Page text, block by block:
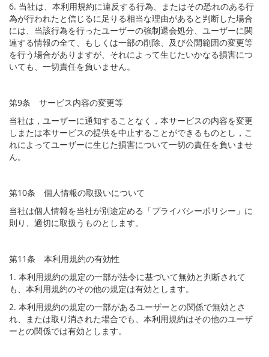
6. 当社は、本利用規約に違反する行為、またはその恐れのある行
為が行われたと信じるに足りる相当な理由があると判断した場合
には、当該行為を行ったユーザーの強制退会処分、ユーザーに関
連する情報の全て、もしくは一部の削除、及び公開範囲の変更等
を行う場合がありますが、それによって生じたいかなる損害につ
いても、一切責任を負いません。
第9条 サービス内容の変更等
当社は，ユーザーに通知することなく，本サービスの内容を変更
しまたは本サービスの提供を中止することができるものとし，こ
れによってユーザーに生じた損害について一切の責任を負いませ
ん。
第10条 個人情報の取扱いについて
当社は個人情報を当社が別途定める「プライバシーポリシー」に
則り、適切に取扱うものとします。
第11条 本利用規約の有効性
1. 本利用規約の規定の一部が法令に基づいて無効と判断されて
も、本利用規約のその他の規定は有効とします。
2. 本利用規約の規定の一部があるユーザーとの関係で無効とさ
れ、または取り消された場合でも、本利用規約はその他のユーザ
ーとの関係では有効とします。